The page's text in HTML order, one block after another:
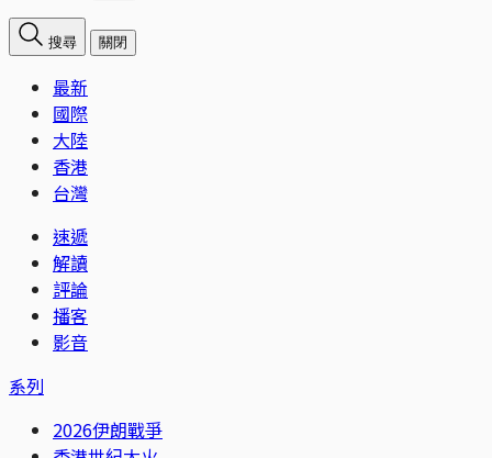
搜尋 關閉
最新
國際
大陸
香港
台灣
速遞
解讀
評論
播客
影音
系列
2026伊朗戰爭